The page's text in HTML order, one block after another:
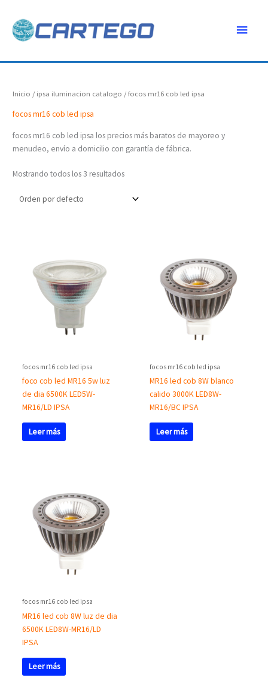
contenido
Inicio / ipsa iluminacion catalogo / focos mr16 cob led ipsa
focos mr16 cob led ipsa
focos mr16 cob led ipsa los precios más baratos de mayoreo y
menudeo, envío a domicilio con garantía de fábrica.
Mostrando todos los 3 resultados
focos mr16 cob led ipsa
foco cob led MR16 5w luz
de dia 6500K LED5W-
MR16/LD IPSA
Leer más
focos mr16 cob led ipsa
MR16 led cob 8W blanco
calido 3000K LED8W-
MR16/BC IPSA
Leer más
focos mr16 cob led ipsa
MR16 led cob 8W luz de dia
6500K LED8W-MR16/LD
IPSA
Leer más